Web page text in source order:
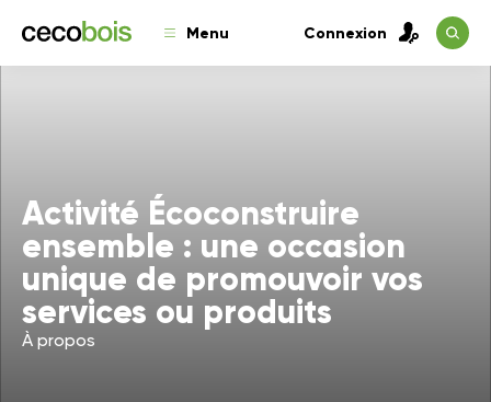
Menu Connexion
Activité Écoconstruire
ensemble : une occasion
unique de promouvoir vos
services ou produits
À propos